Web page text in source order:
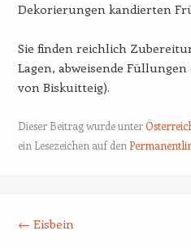
Dekorierungen kandierten
Sie finden reichlich
Lagen, abweisende
von Biskuitteig).
Dieser Beitrag wurde unter
ein Lesezeichen auf den
← Eisbein